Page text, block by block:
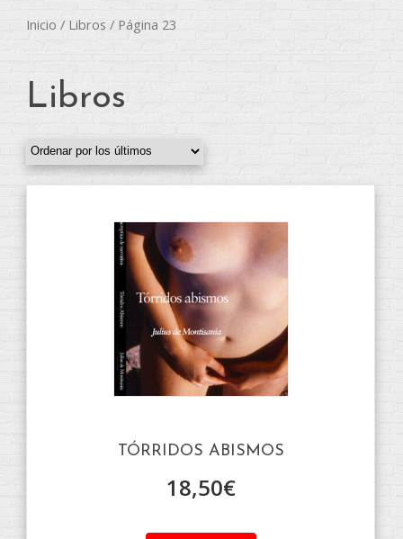
Inicio / Libros / Página 23
Libros
TÓRRIDOS ABISMOS
18,50€